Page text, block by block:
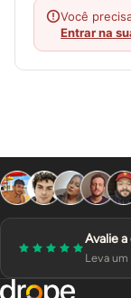
Você
Entrar na
Avalie
Leva